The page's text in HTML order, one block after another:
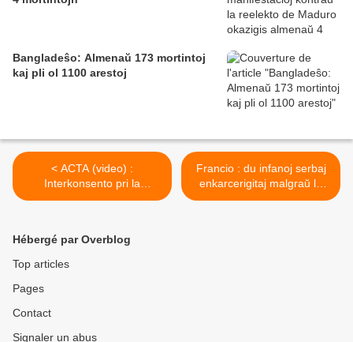
Bangladeŝo: Almenaŭ 173 mortintoj
kaj pli ol 1100 arestoj
< ACTA (video) :
Interkonsento pri la
privatigado de scioj
Francio : du infanoj serbaj
enkarcerigitaj malgraŭ la
kondamno de Francio far
Hébergé par Overblog
Top articles
Pages
Contact
Signaler un abus